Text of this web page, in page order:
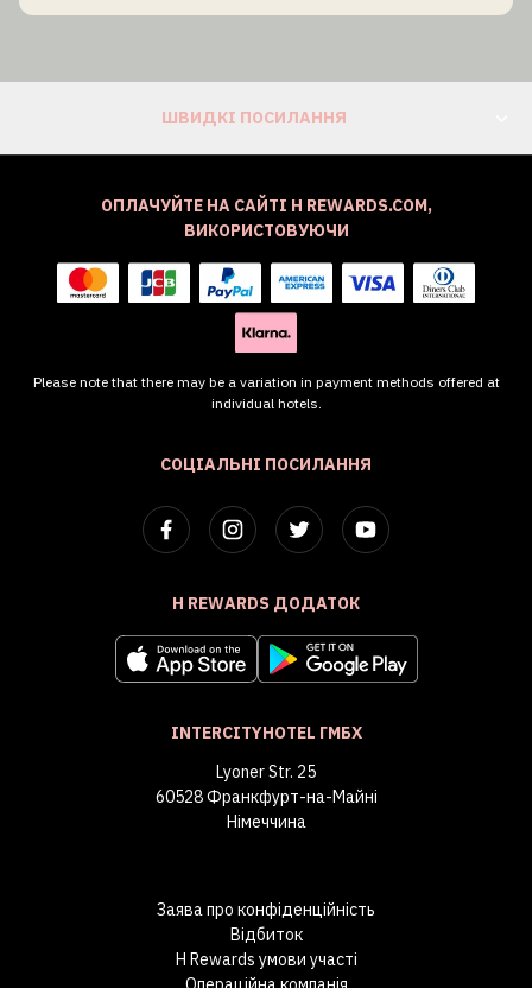
ШВИДКІ ПОСИЛАННЯ
СОЦІАЛЬНІ ПОСИЛАННЯ
H REWARDS ДОДАТОК
INTERCITYHOTEL ГМБХ
Lyoner Str. 25
60528 Франкфурт-на-Майні
Німеччина
ОПЛАЧУЙТЕ НА САЙТІ H REWARDS.COM,
ВИКОРИСТОВУЮЧИ
Please note that there may be a variation in payment methods offered at
individual hotels.
Заява про конфіденційність
Відбиток
H Rewards умови участі